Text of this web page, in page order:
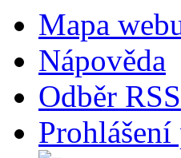
Mapa
Nápověda
Odběr RSS